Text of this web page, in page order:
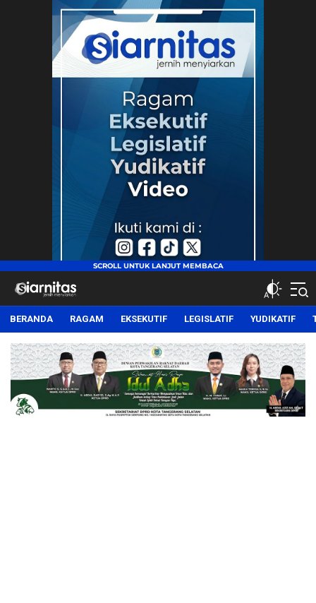
siarnitas
Jernih Menyiarkan
BERANDA RAGAM EKSEKUTIF LEGISLATIF YUDIKATIF